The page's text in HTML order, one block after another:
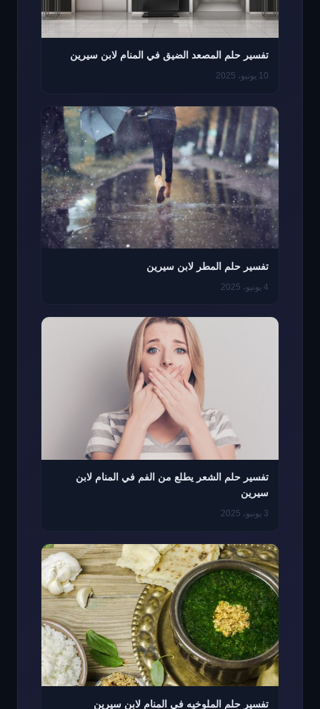
تفسير حلم المصعد الضيق في المنام لابن سيرين
10 يونيو، 2025
تفسير حلم المطر لابن سيرين
4 يونيو، 2025
تفسير حلم الشعر يطلع من الفم في المنام لابن
سيرين
3 يونيو، 2025
تفسير حلم الملوخيه في المنام لابن سيرين